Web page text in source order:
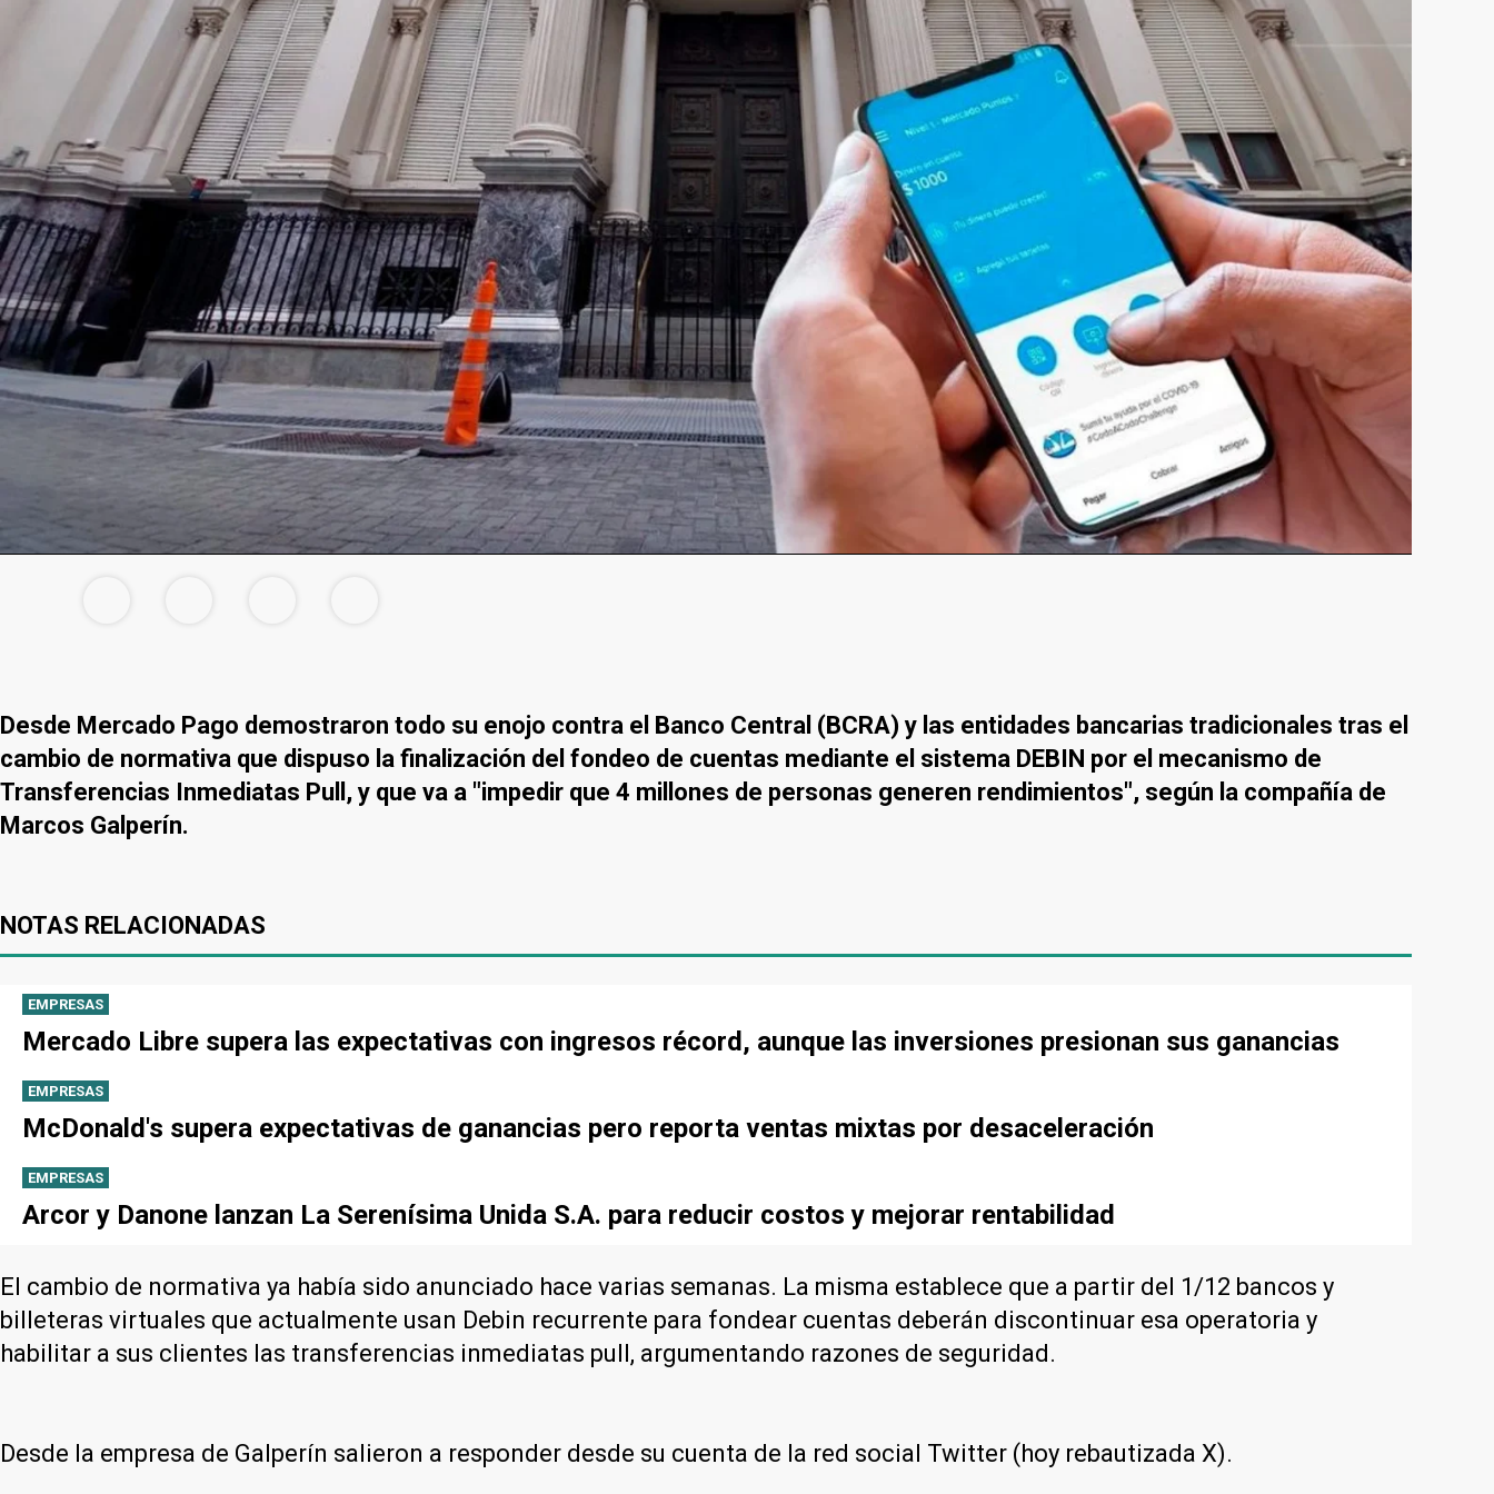
Desde Mercado Pago demostraron todo su enojo contra el Banco Central (BCRA) y las entidades bancarias tradicionales tras el
cambio de normativa que dispuso la finalización del fondeo de cuentas mediante el sistema DEBIN por el mecanismo de
Transferencias Inmediatas Pull, y que va a "impedir que 4 millones de personas generen rendimientos", según la compañía de
Marcos Galperín.
NOTAS RELACIONADAS
EMPRESAS
Mercado Libre supera las expectativas con ingresos récord, aunque las inversiones presionan sus ganancias
EMPRESAS
McDonald's supera expectativas de ganancias pero reporta ventas mixtas por desaceleración
EMPRESAS
Arcor y Danone lanzan La Serenísima Unida S.A. para reducir costos y mejorar rentabilidad
El cambio de normativa ya había sido anunciado hace varias semanas. La misma establece que a partir del 1/12 bancos y
billeteras virtuales que actualmente usan Debin recurrente para fondear cuentas deberán discontinuar esa operatoria y
habilitar a sus clientes las transferencias inmediatas pull, argumentando razones de seguridad.
Desde la empresa de Galperín salieron a responder desde su cuenta de la red social Twitter (hoy rebautizada X).